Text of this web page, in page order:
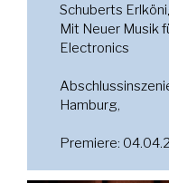
Schuberts
Mit Neuer Musik
Electronics
Hamburg,
Premiere: